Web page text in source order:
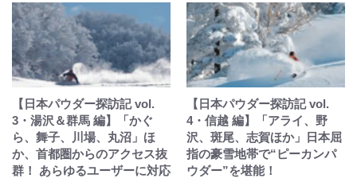
【日本パウダー探訪記 vol.
3・湯沢＆群馬 編】「かぐ
ら、舞子、川場、丸沼」ほ
か、首都圏からのアクセス抜
群！ あらゆるユーザーに対応
【日本パウダー探訪記 vol.
4・信越 編】「アライ、野
沢、斑尾、志賀ほか」日本屈
指の豪雪地帯で“ピーカンパ
ウダー”を堪能！